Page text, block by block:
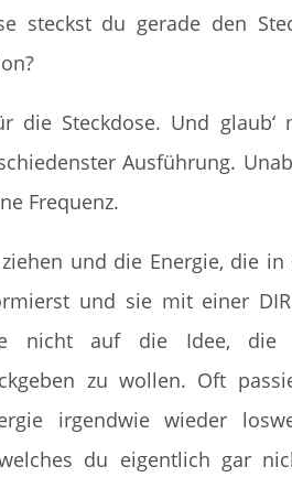
steckst du gerade den
die Steckdose. Und glaub‘
Ausführung.
Frequenz.
und die Energie, die
und sie mit einer
nicht auf die Idee, die
zu wollen. Oft
irgendwie wieder
du eigentlich gar